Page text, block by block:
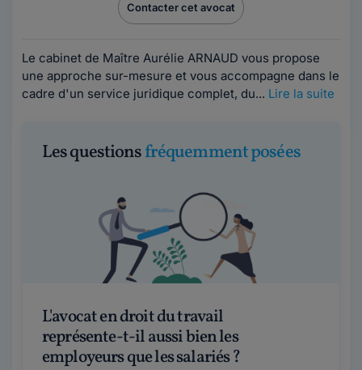
Contacter cet avocat
Le cabinet de Maître Aurélie ARNAUD vous propose
une approche sur-mesure et vous accompagne dans le
cadre d'un service juridique complet, du... Lire la suite
Les questionsfréquemment posées
L'avocat en droit du travail
représente-t-il aussi bien les
employeurs que les salariés ?